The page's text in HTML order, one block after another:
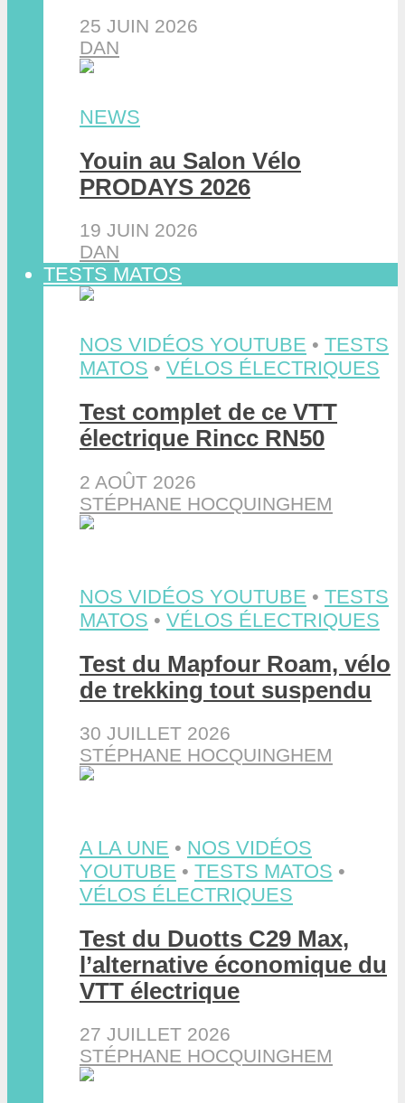
25 JUIN 2026
DAN
NEWS
Youin au Salon Vélo
PRODAYS 2026
19 JUIN 2026
DAN
TESTS MATOS
NOS VIDÉOS YOUTUBE • TESTS
MATOS • VÉLOS ÉLECTRIQUES
Test complet de ce VTT
électrique Rincc RN50
2 AOÛT 2026
STÉPHANE HOCQUINGHEM
NOS VIDÉOS YOUTUBE • TESTS
MATOS • VÉLOS ÉLECTRIQUES
Test du Mapfour Roam, vélo
de trekking tout suspendu
30 JUILLET 2026
STÉPHANE HOCQUINGHEM
A LA UNE • NOS VIDÉOS
YOUTUBE • TESTS MATOS •
VÉLOS ÉLECTRIQUES
Test du Duotts C29 Max,
l’alternative économique du
VTT électrique
27 JUILLET 2026
STÉPHANE HOCQUINGHEM